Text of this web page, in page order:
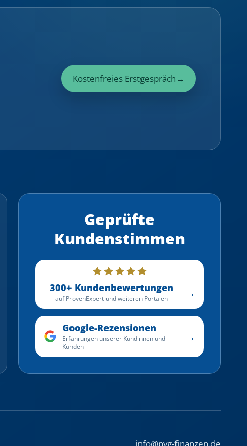
Kostenfreies Erstgespräch→
Geprüfte
Kundenstimmen
300+ Kundenbewertungen
auf ProvenExpert und weiteren Portalen →
Google-Rezensionen
Erfahrungen unserer Kundinnen und
Kunden
→